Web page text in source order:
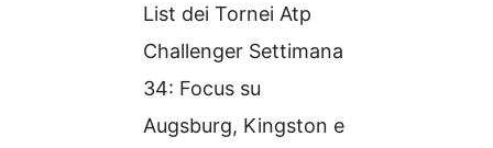
List dei Tornei Atp
Challenger Settimana
34: Focus su
Augsburg, Kingston e